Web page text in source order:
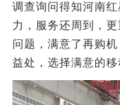
调查询问得知河南
力，服务还周到，
问题，满意了再购
益处，选择满意的移